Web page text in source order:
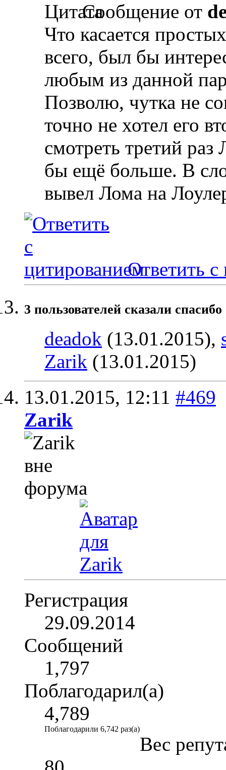
Сообщение от
Что касается
всего, был бы
любым из данной
Позволю, чутка не
точно не хотел его
смотреть третий
бы ещё больше. В
вывел Лома на
Ответить с
3 пользователей сказали
deadok (13.01.2015),
Zarik (13.01.2015)
13.01.2015, 12:11 #469
Zarik
Регистрация
29.09.2014
Сообщений
1,797
Поблагодарил(а)
4,789
Поблагодарили 6,742 раз(а)
Вес